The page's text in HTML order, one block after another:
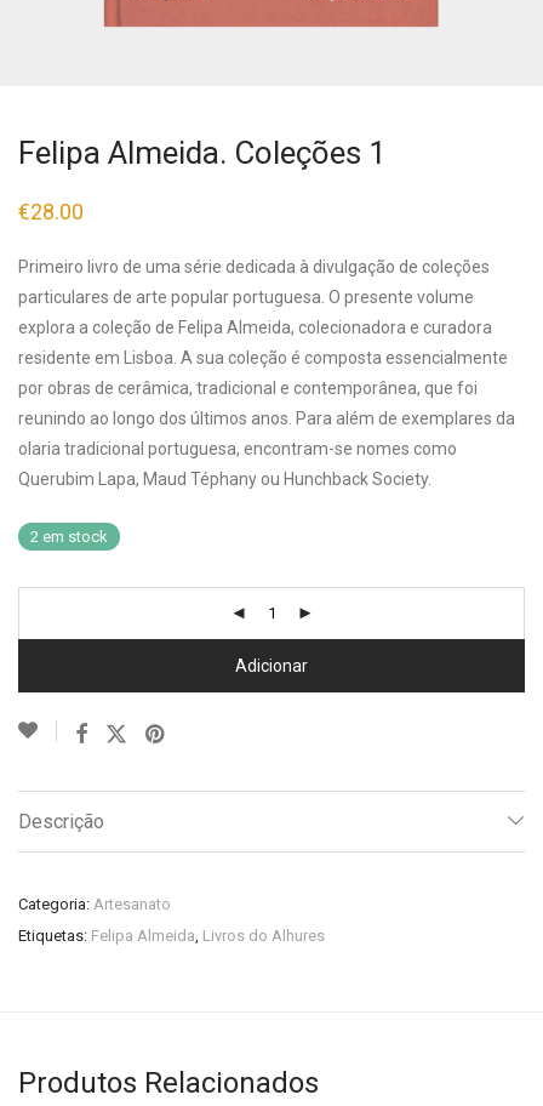
Felipa Almeida. Coleções 1
€28.00
Primeiro livro de uma série dedicada à divulgação de coleções
particulares de arte popular portuguesa. O presente volume
explora a coleção de Felipa Almeida, colecionadora e curadora
residente em Lisboa. A sua coleção é composta essencialmente
por obras de cerâmica, tradicional e contemporânea, que foi
reunindo ao longo dos últimos anos. Para além de exemplares da
olaria tradicional portuguesa, encontram-se nomes como
Querubim Lapa, Maud Téphany ou Hunchback Society.
2 em stock
Adicionar
Descrição
Categoria: Artesanato
Etiquetas: Felipa Almeida, Livros do Alhures
Produtos Relacionados